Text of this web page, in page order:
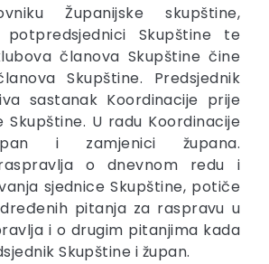
Županijske skupštine,
Skupštine te
članova Skupštine čine
Skupštine. Predsjednik
sastanak Koordinacije prije
Skupštine. U radu Koordinacije
i zamjenici župana.
o dnevnom redu i
sjednice Skupštine, potiče
pitanja za raspravu u
i o drugim pitanjima kada
Skupštine i župan.